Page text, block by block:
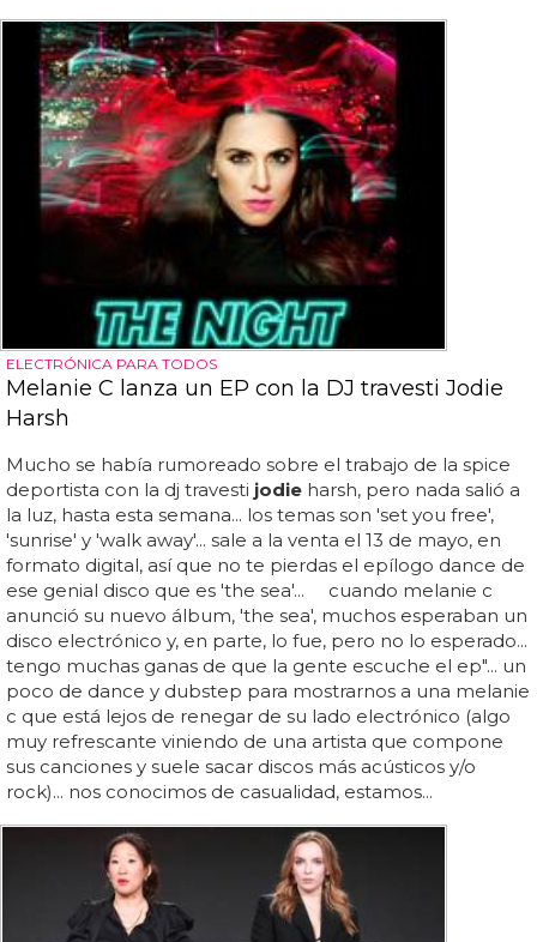
ELECTRÓNICA PARA TODOS
Melanie C lanza un EP con la DJ travesti Jodie
Harsh
Mucho se había rumoreado sobre el trabajo de la spice
deportista con la dj travesti jodie harsh, pero nada salió a
la luz, hasta esta semana... los temas son 'set you free',
'sunrise' y 'walk away'... sale a la venta el 13 de mayo, en
formato digital, así que no te pierdas el epílogo dance de
ese genial disco que es 'the sea'... cuando melanie c
anunció su nuevo álbum, 'the sea', muchos esperaban un
disco electrónico y, en parte, lo fue, pero no lo esperado...
tengo muchas ganas de que la gente escuche el ep"... un
poco de dance y dubstep para mostrarnos a una melanie
c que está lejos de renegar de su lado electrónico (algo
muy refrescante viniendo de una artista que compone
sus canciones y suele sacar discos más acústicos y/o
rock)... nos conocimos de casualidad, estamos...